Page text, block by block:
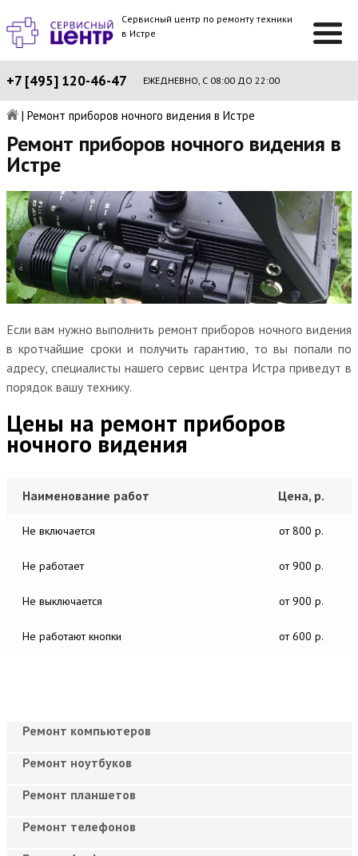
Сервисный центр по ремонту техники
в Истре
+7 [495] 120-46-47 ЕЖЕДНЕВНО, С 08:00 ДО 22:00
| Ремонт приборов ночного видения в Истре
Ремонт приборов ночного видения в
Истре
Если вам нужно выполнить ремонт приборов ночного видения
в кротчайшие сроки и получить гарантию, то вы попали по
адресу, специалисты нашего сервис центра Истра приведут в
порядок вашу технику.
Цены на ремонт приборов
ночного видения
Наименование работ Цена, р.
Не включается от 800 р.
Не работает от 900 р.
Не выключается от 900 р.
Не работают кнопки от 600 р.
Ремонт компьютеров
Ремонт ноутбуков
Ремонт планшетов
Ремонт телефонов